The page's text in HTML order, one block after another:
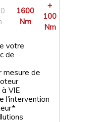
1600
Nm
+
100
Nm
votre
de
mesure de
VIE
l'intervention